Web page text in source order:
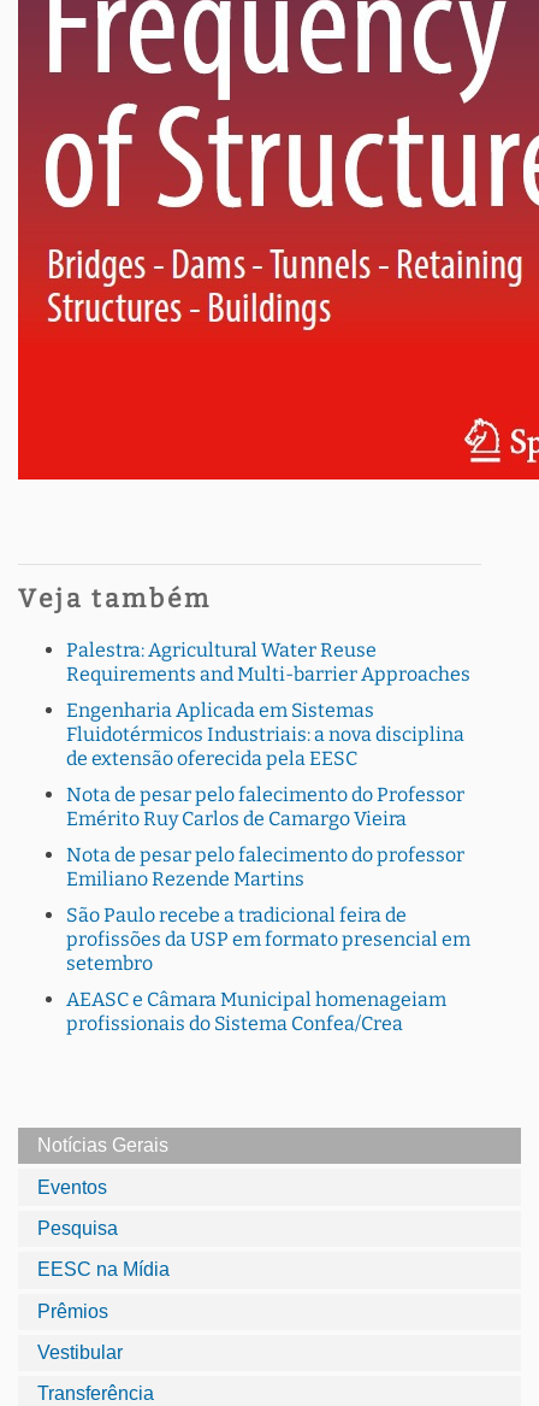
Veja também
Palestra: Agricultural Water Reuse
Requirements and Multi-barrier Approaches
Engenharia Aplicada em Sistemas
Fluidotérmicos Industriais: a nova disciplina
de extensão oferecida pela EESC
Nota de pesar pelo falecimento do Professor
Emérito Ruy Carlos de Camargo Vieira
Nota de pesar pelo falecimento do professor
Emiliano Rezende Martins
São Paulo recebe a tradicional feira de
profissões da USP em formato presencial em
setembro
AEASC e Câmara Municipal homenageiam
profissionais do Sistema Confea/Crea
Notícias Gerais
Eventos
Pesquisa
EESC na Mídia
Prêmios
Vestibular
Transferência